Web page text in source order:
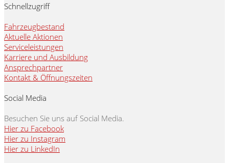
Schnellzugriff
Fahrzeugbestand
Aktuelle Aktionen
Serviceleistungen
Karriere und Ausbildung
Ansprechpartner
Kontakt & Öffnungszeiten
Social Media
Besuchen Sie uns auf Social Media.
Hier zu Facebook
Hier zu Instagram
Hier zu LinkedIn